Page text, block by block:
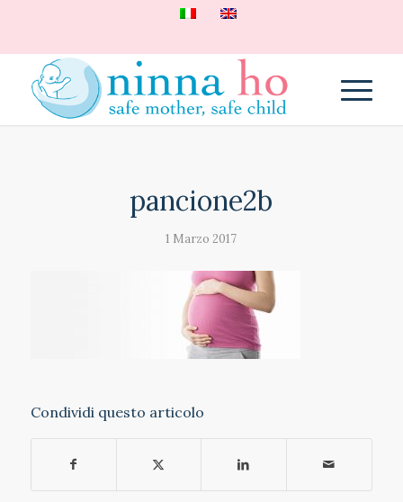
pancione2b
1 Marzo 2017
Condividi questo articolo